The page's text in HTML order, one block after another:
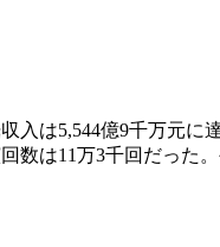
入は5,544億9千万元
数は11万3千回だった